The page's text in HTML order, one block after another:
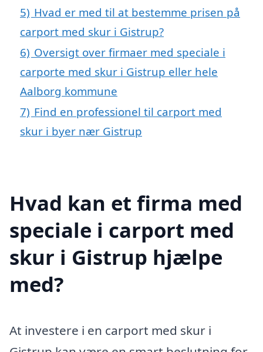
5) Hvad er med til at bestemme prisen på
carport med skur i Gistrup?
6) Oversigt over firmaer med speciale i
carporte med skur i Gistrup eller hele
Aalborg kommune
7) Find en professionel til carport med
skur i byer nær Gistrup
Hvad kan et firma med
speciale i carport med
skur i Gistrup hjælpe
med?
At investere i en carport med skur i